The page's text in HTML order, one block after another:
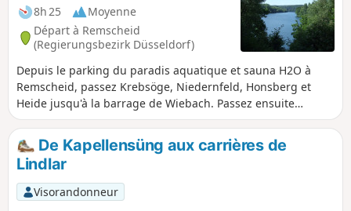
8h 25
Moyenne
Départ à Remscheid
(Regierungsbezirk Düsseldorf)
Depuis le parking du paradis aquatique et sauna H2O à
Remscheid, passez Krebsöge, Niedernfeld, Honsberg et
Heide jusqu'à la barrage de Wiebach. Passez ensuite
Mastberg en direction de Hückeswagen et, avant cela,
empruntez le Wupperweg pour traverser le barrage de
Wuppertal. Traversez Engelshagen et Forsten en direction
de Hangberger Mühle, puis Dörpholz avant d'arriver au
barrage de Panzertalsperre. De là, passez par Kleebach
pour revenir au point de départ.
De Kapellensüng aux carrières de
Lindlar
Visorandonneur